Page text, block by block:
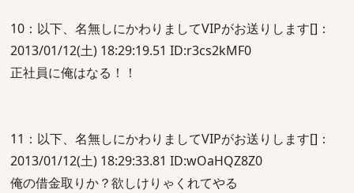
10：以下、名無しにかわりましてVIPがお送りします[]：
2013/01/12(土) 18:29:19.51 ID:r3cs2kMF0
正社員に俺はなる！！
11：以下、名無しにかわりましてVIPがお送りします[]：
2013/01/12(土) 18:29:33.81 ID:wOaHQZ8Z0
俺の借金取りか？欲しけりゃくれてやる